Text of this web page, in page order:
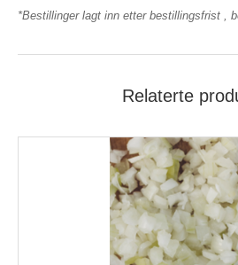
*Bestillinger lagt inn etter bestillingsfrist ,
Relaterte